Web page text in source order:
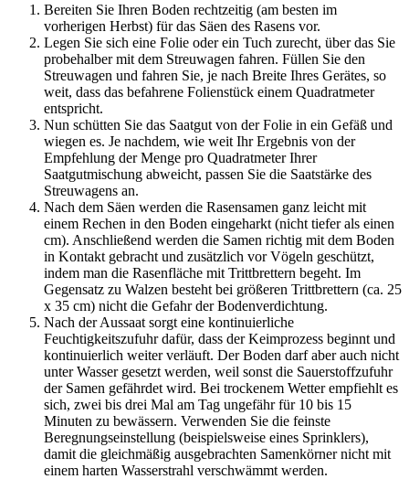
Bereiten Sie Ihren Boden rechtzeitig (am besten im
vorherigen Herbst) für das Säen des Rasens vor.
Legen Sie sich eine Folie oder ein Tuch zurecht, über das Sie
probehalber mit dem Streuwagen fahren. Füllen Sie den
Streuwagen und fahren Sie, je nach Breite Ihres Gerätes, so
weit, dass das befahrene Folienstück einem Quadratmeter
entspricht.
Nun schütten Sie das Saatgut von der Folie in ein Gefäß und
wiegen es. Je nachdem, wie weit Ihr Ergebnis von der
Empfehlung der Menge pro Quadratmeter Ihrer
Saatgutmischung abweicht, passen Sie die Saatstärke des
Streuwagens an.
Nach dem Säen werden die Rasensamen ganz leicht mit
einem Rechen in den Boden eingeharkt (nicht tiefer als einen
cm). Anschließend werden die Samen richtig mit dem Boden
in Kontakt gebracht und zusätzlich vor Vögeln geschützt,
indem man die Rasenfläche mit Trittbrettern begeht. Im
Gegensatz zu Walzen besteht bei größeren Trittbrettern (ca. 25
x 35 cm) nicht die Gefahr der Bodenverdichtung.
Nach der Aussaat sorgt eine kontinuierliche
Feuchtigkeitszufuhr dafür, dass der Keimprozess beginnt und
kontinuierlich weiter verläuft. Der Boden darf aber auch nicht
unter Wasser gesetzt werden, weil sonst die Sauerstoffzufuhr
der Samen gefährdet wird. Bei trockenem Wetter empfiehlt es
sich, zwei bis drei Mal am Tag ungefähr für 10 bis 15
Minuten zu bewässern. Verwenden Sie die feinste
Beregnungseinstellung (beispielsweise eines Sprinklers),
damit die gleichmäßig ausgebrachten Samenkörner nicht mit
einem harten Wasserstrahl verschwämmt werden.